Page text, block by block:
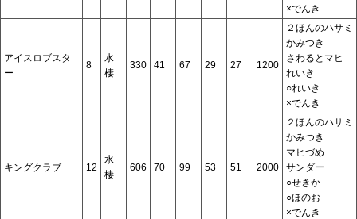
×でんき
アイスロブスタ
ー
8
水
棲
330 41 67 29 27 1200
２ほんのハサミ
かみつき
さわるとマヒ
れいき
○れいき
×でんき
キングクラブ 12
水
棲
606 70 99 53 51 2000
２ほんのハサミ
かみつき
マヒづめ
サンダー
○せきか
○ほのお
×でんき